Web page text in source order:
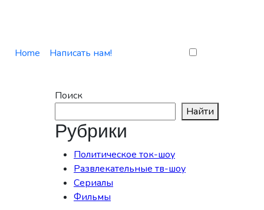
Home Написать нам!
Поиск
Найти
Рубрики
Политическое ток-шоу
Развлекательные тв-шоу
Сериалы
Фильмы